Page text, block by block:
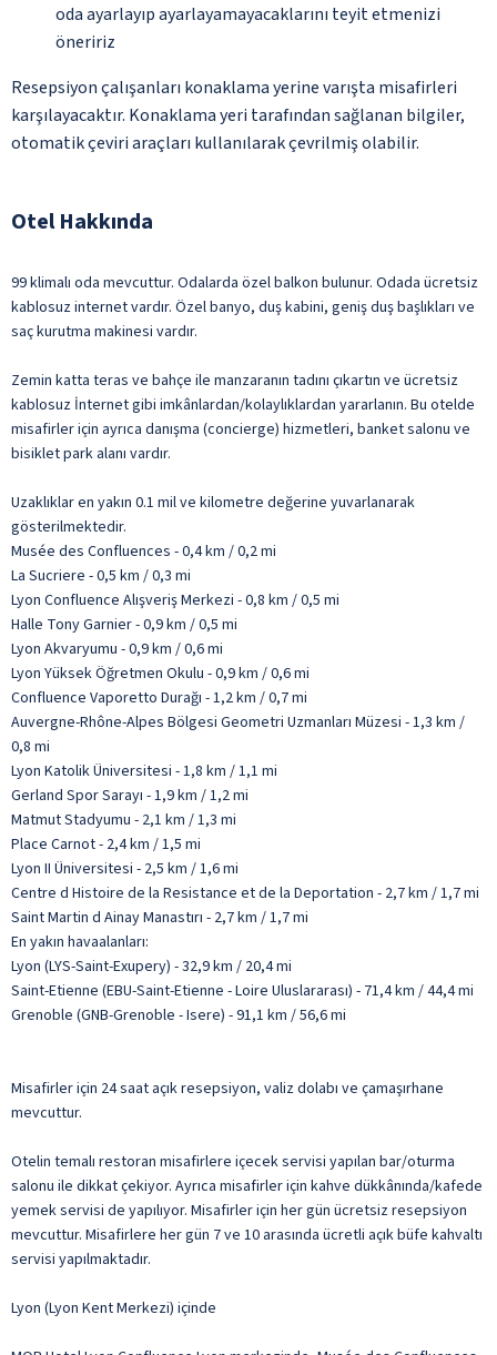
oda ayarlayıp ayarlayamayacaklarını teyit etmenizi
öneririz
Resepsiyon çalışanları konaklama yerine varışta misafirleri
karşılayacaktır. Konaklama yeri tarafından sağlanan bilgiler,
otomatik çeviri araçları kullanılarak çevrilmiş olabilir.
Otel Hakkında
99 klimalı oda mevcuttur. Odalarda özel balkon bulunur. Odada ücretsiz
kablosuz internet vardır. Özel banyo, duş kabini, geniş duş başlıkları ve
saç kurutma makinesi vardır.
Zemin katta teras ve bahçe ile manzaranın tadını çıkartın ve ücretsiz
kablosuz İnternet gibi imkânlardan/kolaylıklardan yararlanın. Bu otelde
misafirler için ayrıca danışma (concierge) hizmetleri, banket salonu ve
bisiklet park alanı vardır.
Uzaklıklar en yakın 0.1 mil ve kilometre değerine yuvarlanarak
gösterilmektedir.
Musée des Confluences - 0,4 km / 0,2 mi
La Sucriere - 0,5 km / 0,3 mi
Lyon Confluence Alışveriş Merkezi - 0,8 km / 0,5 mi
Halle Tony Garnier - 0,9 km / 0,5 mi
Lyon Akvaryumu - 0,9 km / 0,6 mi
Lyon Yüksek Öğretmen Okulu - 0,9 km / 0,6 mi
Confluence Vaporetto Durağı - 1,2 km / 0,7 mi
Auvergne-Rhône-Alpes Bölgesi Geometri Uzmanları Müzesi - 1,3 km /
0,8 mi
Lyon Katolik Üniversitesi - 1,8 km / 1,1 mi
Gerland Spor Sarayı - 1,9 km / 1,2 mi
Matmut Stadyumu - 2,1 km / 1,3 mi
Place Carnot - 2,4 km / 1,5 mi
Lyon II Üniversitesi - 2,5 km / 1,6 mi
Centre d Histoire de la Resistance et de la Deportation - 2,7 km / 1,7 mi
Saint Martin d Ainay Manastırı - 2,7 km / 1,7 mi
En yakın havaalanları:
Lyon (LYS-Saint-Exupery) - 32,9 km / 20,4 mi
Saint-Etienne (EBU-Saint-Etienne - Loire Uluslararası) - 71,4 km / 44,4 mi
Grenoble (GNB-Grenoble - Isere) - 91,1 km / 56,6 mi
Misafirler için 24 saat açık resepsiyon, valiz dolabı ve çamaşırhane
mevcuttur.
Otelin temalı restoran misafirlere içecek servisi yapılan bar/oturma
salonu ile dikkat çekiyor. Ayrıca misafirler için kahve dükkânında/kafede
yemek servisi de yapılıyor. Misafirler için her gün ücretsiz resepsiyon
mevcuttur. Misafirlere her gün 7 ve 10 arasında ücretli açık büfe kahvaltı
servisi yapılmaktadır.
Lyon (Lyon Kent Merkezi) içinde